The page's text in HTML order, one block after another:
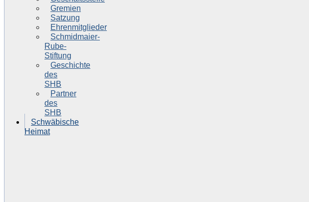
Gremien
Satzung
Ehrenmitglieder
Schmidmaier-
Rube-
Stiftung
Geschichte
des
SHB
Partner
des
SHB
Schwäbische
Heimat